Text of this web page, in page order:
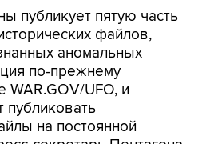
публикует пятую часть
файлов,
аномальных
по-прежнему
WAR.GOV/UFO, и
публиковать
на постоянной